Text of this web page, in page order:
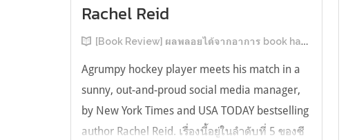
Rachel Reid
[Book Review] ผลพลอยได้จากอาการ book hangover หลังอ่านสารพัน MM Romance
Agrumpy hockey player meets his match in a
sunny, out-and-proud social media manager,
by New York Times and USA TODAY bestselling
author Rachel Reid. เรื่องนี้อยู่ในลำดับที่ 5 ของซี